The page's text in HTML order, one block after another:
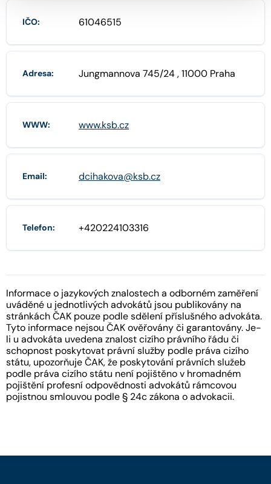
IČO: 61046515
Adresa: Jungmannova 745/24 , 11000 Praha
WWW: www.ksb.cz
Email: dcihakova@ksb.cz
Telefon: +420224103316
Informace o jazykových znalostech a odborném zaměření
uváděné u jednotlivých advokátů jsou publikovány na
stránkách ČAK pouze podle sdělení příslušného advokáta.
Tyto informace nejsou ČAK ověřovány či garantovány. Je-
li u advokáta uvedena znalost cizího právního řádu či
schopnost poskytovat právní služby podle práva cizího
státu, upozorňuje ČAK, že poskytování právních služeb
podle práva cizího státu není pojištěno v hromadném
pojištění profesní odpovědnosti advokátů rámcovou
pojistnou smlouvou podle § 24c zákona o advokacii.